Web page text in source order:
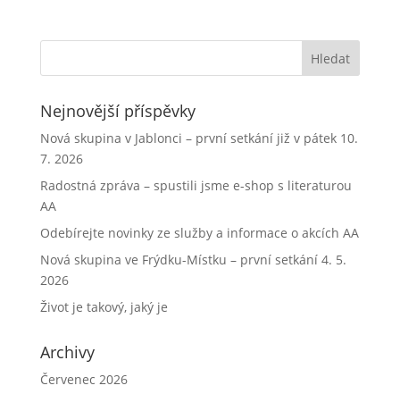
Nejnovější příspěvky
Nová skupina v Jablonci – první setkání již v pátek 10.
7. 2026
Radostná zpráva – spustili jsme e-shop s literaturou
AA
Odebírejte novinky ze služby a informace o akcích AA
Nová skupina ve Frýdku-Místku – první setkání 4. 5.
2026
Život je takový, jaký je
Archivy
Červenec 2026